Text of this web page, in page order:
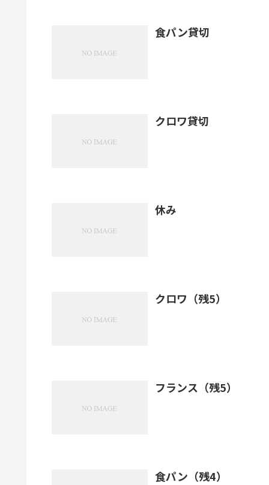
食パン貸切
クロワ貸切
休み
クロワ（残5）
フランス（残5）
食パン（残4）